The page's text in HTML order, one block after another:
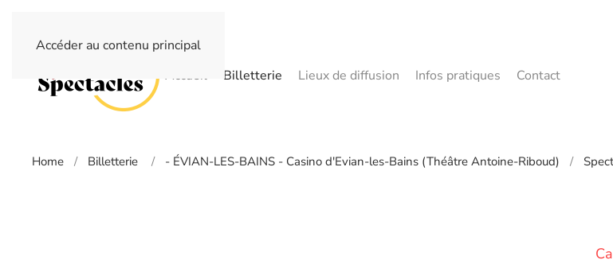
Accéder au contenu principal
Accueil
Billetterie Lieux de diffusion Infos pratiques Contact
Home Billetterie - ÉVIAN-LES-BAINS - Casino d'Evian-les-Bains (Théâtre Antoine-Riboud)